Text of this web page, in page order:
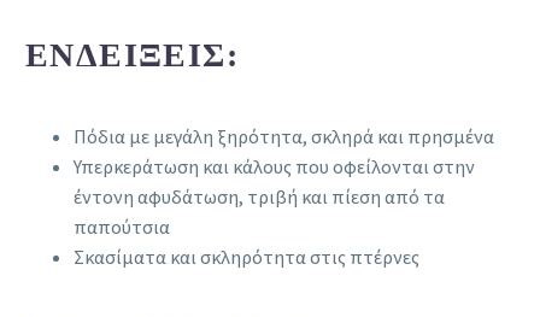
ΕΝΔΕΊΞΕΙΣ:
Πόδια με μεγάλη ξηρότητα, σκληρά και πρησμένα
Υπερκεράτωση και κάλους που οφείλονται στην
έντονη αφυδάτωση, τριβή και πίεση από τα
παπούτσια
Σκασίματα και σκληρότητα στις πτέρνες